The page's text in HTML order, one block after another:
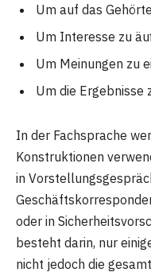
Um auf das
Um Interesse zu
Um Meinungen zu
Um die Ergebnisse
In der Fachsprache
Konstruktionen
in
oder in
besteht darin, nur
nicht jedoch die